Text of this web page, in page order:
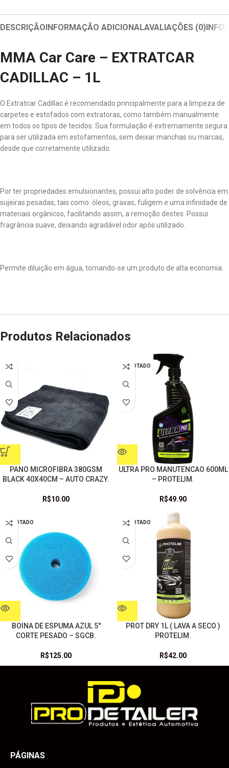
DESCRIÇÃOINFORMAÇÃO ADICIONALAVALIAÇÕES (0)
MMA Car Care – EXTRATCAR
CADILLAC – 1L
O Extratcar Cadillac é recomendado principalmente para a limpeza de
carpetes e estofados com extratoras, como também manualmente
em todos os tipos de tecidos. Sua formulação é extremamente segura
para ser utilizada em estofamentos, sem deixar manchas ou marcas,
desde que corretamente utilizado.
Por ter propriedades emulsionantes, possui alto poder de solvência em
sujeiras pesadas, tais como: óleos, graxas, fuligem e uma infinidade de
materiais orgânicos, facilitando assim, a remoção destes. Possui
fragrância suave, deixando agradável odor após utilizado.
Permite diluição em água, tornando-se um produto de alta economia.
Produtos Relacionados
PANO MICROFIBRA 380GSM
BLACK 40X40CM – AUTO CRAZY.
R$10.00
ESGOTADO
ULTRA PRO MANUTENCAO 600ML
– PROTELIM.
R$49.90
ESGOTADO
BOINA DE ESPUMA AZUL 5″
CORTE PESADO – SGCB.
R$125.00
ESGOTADO
PROT DRY 1L ( LAVA A SECO )
PROTELIM.
R$42.00
PÁGINAS